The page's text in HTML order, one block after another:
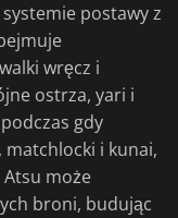
postawy z
wręcz i
ostrza, yari i
gdy
matchlocki i kunai,
może
broni, budując